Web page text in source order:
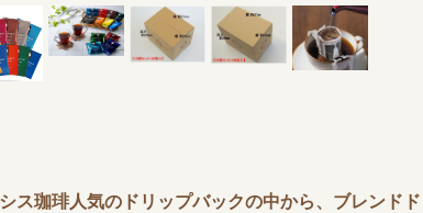
ス珈琲人気のドリップバックの中から、ブレンド